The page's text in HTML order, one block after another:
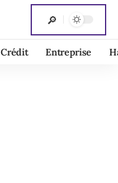
Crédit Entreprise